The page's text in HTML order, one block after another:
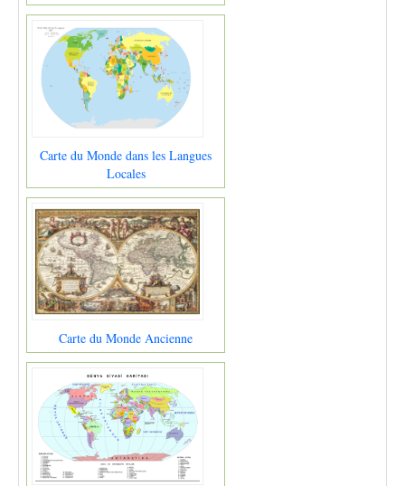
Carte du Monde dans les Langues
Locales
Carte du Monde Ancienne